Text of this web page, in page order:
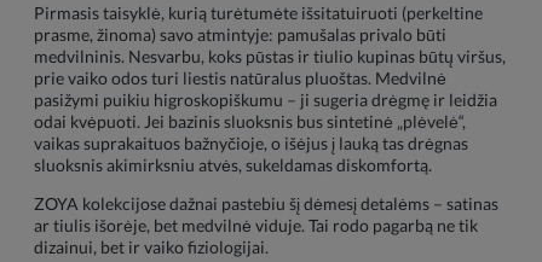
Pirmasis taisyklė, kurią turėtumėte išsitatuiruoti (perkeltine
prasme, žinoma) savo atmintyje: pamušalas privalo būti
medvilninis. Nesvarbu, koks pūstas ir tiulio kupinas būtų viršus,
prie vaiko odos turi liestis natūralus pluoštas. Medvilnė
pasižymi puikiu higroskopiškumu – ji sugeria drėgmę ir leidžia
odai kvėpuoti. Jei bazinis sluoksnis bus sintetinė „plėvelė“,
vaikas suprakaituos bažnyčioje, o išėjus į lauką tas drėgnas
sluoksnis akimirksniu atvės, sukeldamas diskomfortą.
ZOYA kolekcijose dažnai pastebiu šį dėmesį detalėms – satinas
ar tiulis išorėje, bet medvilnė viduje. Tai rodo pagarbą ne tik
dizainui, bet ir vaiko fiziologijai.